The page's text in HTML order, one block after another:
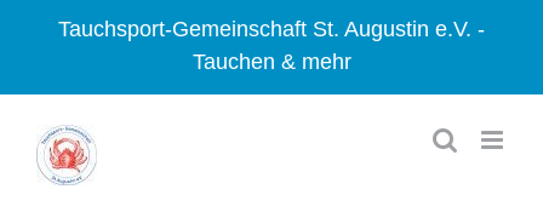
Tauchsport-Gemeinschaft St. Augustin e.V. -
Tauchen & mehr